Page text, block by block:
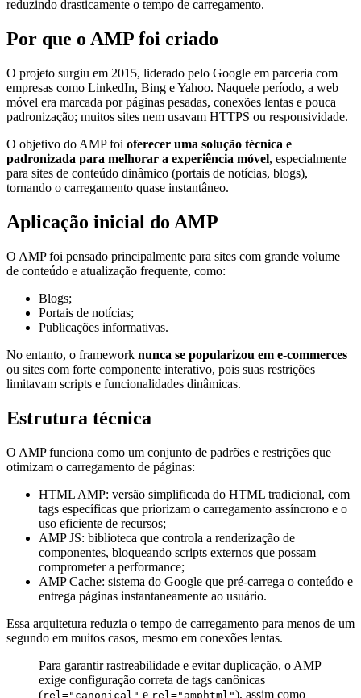
reduzindo drasticamente o tempo de carregamento.
Por que o AMP foi criado
O projeto surgiu em 2015, liderado pelo Google em parceria com
empresas como LinkedIn, Bing e Yahoo. Naquele período, a web
móvel era marcada por páginas pesadas, conexões lentas e pouca
padronização; muitos sites nem usavam HTTPS ou responsividade.
O objetivo do AMP foi oferecer uma solução técnica e
padronizada para melhorar a experiência móvel, especialmente
para sites de conteúdo dinâmico (portais de notícias, blogs),
tornando o carregamento quase instantâneo.
Aplicação inicial do AMP
O AMP foi pensado principalmente para sites com grande volume
de conteúdo e atualização frequente, como:
Blogs;
Portais de notícias;
Publicações informativas.
No entanto, o framework nunca se popularizou em e-commerces
ou sites com forte componente interativo, pois suas restrições
limitavam scripts e funcionalidades dinâmicas.
Estrutura técnica
O AMP funciona como um conjunto de padrões e restrições que
otimizam o carregamento de páginas:
HTML AMP: versão simplificada do HTML tradicional, com
tags específicas que priorizam o carregamento assíncrono e o
uso eficiente de recursos;
AMP JS: biblioteca que controla a renderização de
componentes, bloqueando scripts externos que possam
comprometer a performance;
AMP Cache: sistema do Google que pré-carrega o conteúdo e
entrega páginas instantaneamente ao usuário.
Essa arquitetura reduzia o tempo de carregamento para menos de um
segundo em muitos casos, mesmo em conexões lentas.
Para garantir rastreabilidade e evitar duplicação, o AMP
exige configuração correta de tags canônicas
(rel="canonical" e rel="amphtml"), assim como